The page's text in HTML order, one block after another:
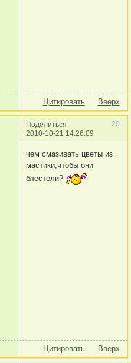
Цитировать Вверх
Поделиться
20
2010-10-21 14:26:09
чем смазивать цветы из
мастики,чтобы они
блестели?
Цитировать Вверх